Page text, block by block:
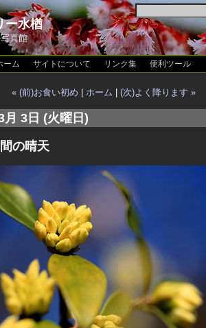
ー水楢
真館
ーム サイトについて リンク集 便利ツール
« (前)お食い初め ホーム (次)よく降ります »
月 3日 (火曜日)
の晴天